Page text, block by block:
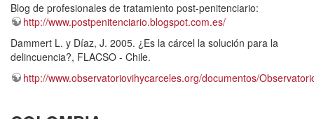
Blog de profesionales de tratamiento post-penitenciario:
http://www.postpenitenciario.blogspot.com.es/
Dammert L. y Díaz, J. 2005. ¿Es la cárcel la solución para la
delincuencia?, FLACSO - Chile.
http://www.observatoriovihycarceles.org/documentos/